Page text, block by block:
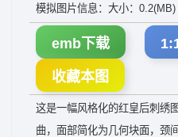
模拟图片信息：大小：
emb下载
收藏本图
这是一幅风格化的红皇后刺绣
曲，面部简化为几何块面，颈